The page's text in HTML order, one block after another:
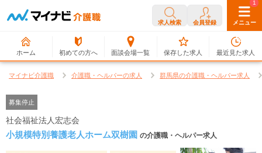
求人検索 会員登録 メニュー
ホーム 初めての方へ 面談会場一覧
0
保存した求人
1
最近見た求人
マイナビ介護職 介護職・ヘルパーの求人 群馬県の介護職・ヘルパー求人
募集停止
社会福祉法人宏志会
小規模特別養護老人ホーム双樹園 の介護職・ヘルパー求人